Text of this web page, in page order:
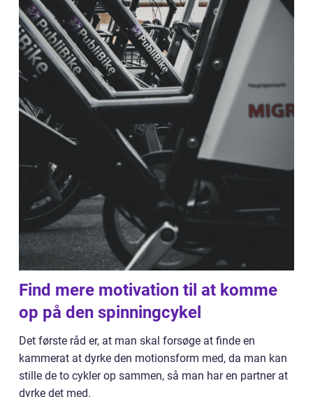
Find mere motivation til at komme
op på den spinningcykel
Det første råd er, at man skal forsøge at finde en
kammerat at dyrke den motionsform med, da man kan
stille de to cykler op sammen, så man har en partner at
dyrke det med.